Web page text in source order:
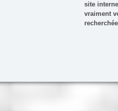
site
vraiment